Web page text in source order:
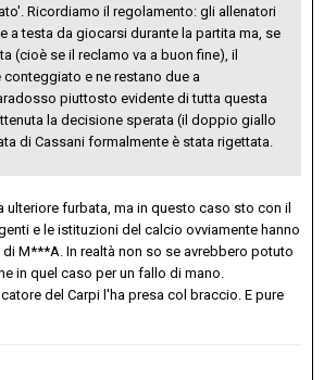
Ricordiamo il regolamento: gli allenatori
a testa da giocarsi durante la partita ma, se
(cioè se il reclamo va a buon fine), il
conteggiato e ne restano due a
piuttosto evidente di tutta questa
la decisione sperata (il doppio giallo
di Cassani formalmente è stata rigettata.
furbata, ma in questo caso sto con il
e le istituzioni del calcio ovviamente hanno
M***A. In realtà non so se avrebbero potuto
in quel caso per un fallo di mano.
del Carpi l'ha presa col braccio. E pure